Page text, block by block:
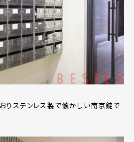
りステンレス製で懐かしい南京錠で